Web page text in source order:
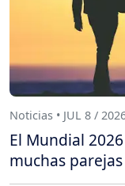
Noticias • JUL 8 /
El Mundial
muchas parejas